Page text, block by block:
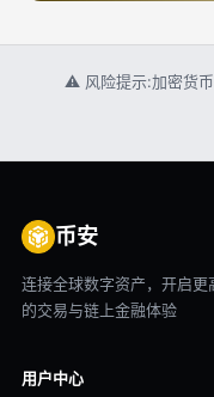
⚠ 风险提示:加密货
币安
连接全球数字资产，开启更
的交易与链上金融体验
用户中心